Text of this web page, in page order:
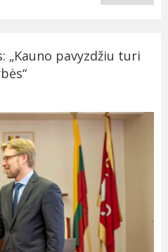
„Kauno pavyzdžiu turi